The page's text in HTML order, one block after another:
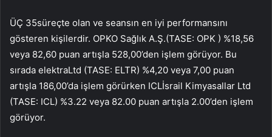
ÜÇ 35süreçte olan ve seansın en iyi performansını
gösteren kişilerdir. OPKO Sağlık A.Ş.(TASE: OPK ) %18,56
veya 82,60 puan artışla 528,00’den işlem görüyor. Bu
sırada elektraLtd (TASE: ELTR) %4,20 veya 7,00 puan
artışla 186,00’da işlem görürken ICLİsrail Kimyasallar Ltd
(TASE: ICL) %3.22 veya 82.00 puan artışla 2.00’den işlem
görüyor.